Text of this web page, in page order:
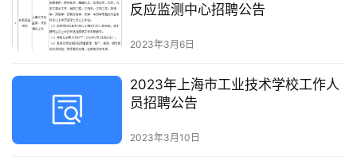
反应监测中心招聘公告
2023年3月6日
2023年上海市工业技术学校工作人
员招聘公告
2023年3月10日